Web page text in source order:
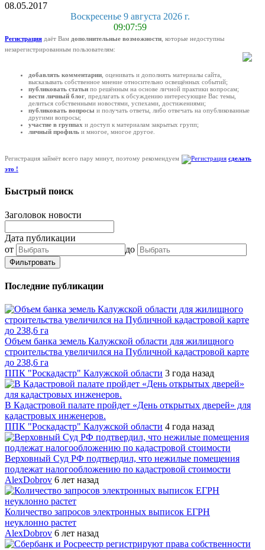
08.05.2017
Воскресенье 9 августа 2026 г.
09:07:59
Регистрация даёт Вам дополнительные возможности , которые недоступны
незарегистрированным пользователям:
добавлять комментарии , оценивать и дополнять материалы сайта,
высказывать собственное мнение относительно освещённых событий;
публиковать статьи по решённым на основе личной практики вопросам;
вести личный блог , предлагать к обсуждению интересующие Вас темы,
делиться собственными новостями, успехами, достижениями;
публиковать вопросы и получать ответы, либо отвечать на опубликованные
другими вопросы;
участие в группах и доступ к материалам закрытых групп;
личный профиль и многое, многое другое.
Регистрация займёт всего пару минут, поэтому рекомендуем
сделать
это !
Быстрый поиск
Заголовок новости
Дата публикации
от
до
Последние публикации
Объем банка земель Калужской области для жилищного
строительства увеличился на Публичной кадастровой карте
до 238,6 га
ППК "Роскадастр" Калужской области 3 года назад
В Кадастровой палате пройдет «День открытых дверей» для
кадастровых инженеров.
ППК "Роскадастр" Калужской области 4 года назад
Верховный Суд РФ подтвердил, что нежилые помещения
подлежат налогообложению по кадастровой стоимости
AlexDobrov 6 лет назад
Количество запросов электронных выписок ЕГРН
неуклонно растет
AlexDobrov 6 лет назад